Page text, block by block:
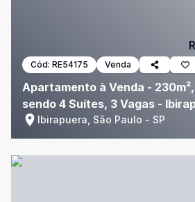
Cód: RE54175 Venda
Apartamento à Venda -
sendo 4 Suítes, 3 Vagas -
Ibirapuera, São Paulo - SP